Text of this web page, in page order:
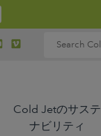
Cold Jetのサステ
ナビリティ
Search for: